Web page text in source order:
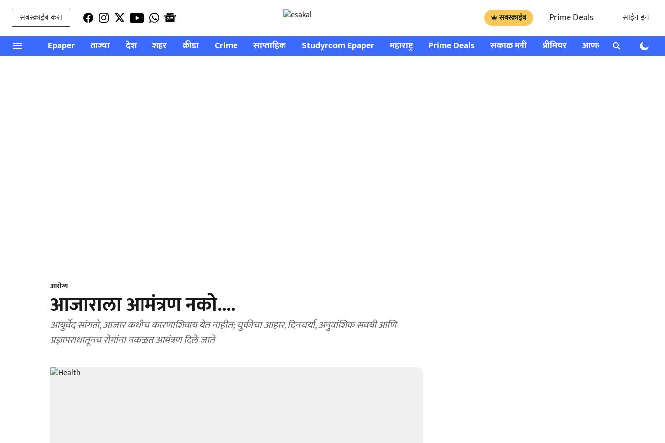
सबस्क्राईब करा सबस्क्राईब Prime Deals साईन इन
Epaper ताज्या देश शहर क्रीडा Crime साप्ताहिक Studyroom Epaper महाराष्ट्र Prime Deals सकाळ मनी प्रीमियर आणखी राशी भविष्य
आरोग्य
आजाराला आमंत्रण नको....
आयुर्वेद सांगतो, आजार कधीच कारणाशिवाय येत नाहीत; चुकीचा आहार, दिनचर्या, अनुवांशिक सवयी आणि
प्रज्ञापराधातूनच रोगांना नकळत आमंत्रण दिले जाते